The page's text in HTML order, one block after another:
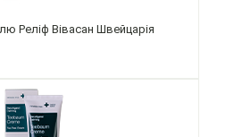
Реліф Вівасан Швейцарія